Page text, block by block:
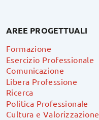
AREE PROGETTUALI
Formazione
Esercizio Professionale
Comunicazione
Libera Professione
Ricerca
Politica Professionale
Cultura e Valorizzazione